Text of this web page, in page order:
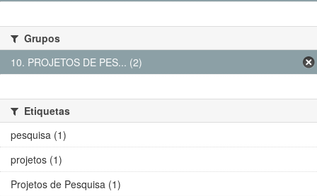
Grupos
10. PROJETOS DE PES... (2)
Etiquetas
pesquisa (1)
projetos (1)
Projetos de Pesquisa (1)